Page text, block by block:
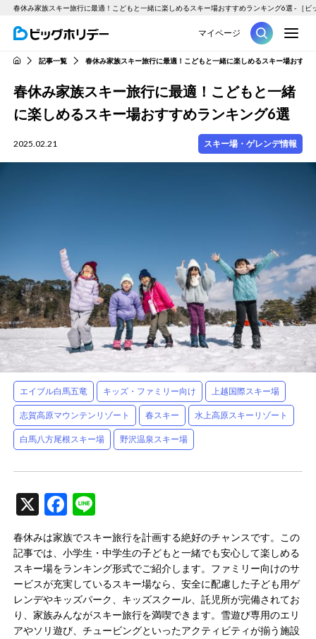
春休み家族スキー旅行に最適！こどもと一緒に楽しめるスキー場おすすめランキング6選 - ［
ツアー
マイページ
HOME記事一覧 春休み家族スキー旅行に最適！こどもと一緒に楽しめるスキー場おすす
春休み家族スキー旅行に最適！こどもと一緒
に楽しめるスキー場おすすめランキング6選
2025.02.21 スキー場・ゲレンデ情報
エイブル白馬五竜 キッズ・ファミリー向け 上越国際スキー場
志賀高原マウンテンリゾート 春スキー 水上高原スキーリゾート
白馬八方尾根スキー場 野沢温泉スキー場
X Facebook
春休みは家族でスキー旅行を計画する絶好のチャンスです。この
記事では、小学生・中学生の子どもと一緒でも安心して楽しめる
スキー場をランキング形式でご紹介します。ファミリー向けのサ
ービスが充実しているスキー場なら、安全に配慮した子ども用ゲ
レンデやキッズパーク、キッズスクール、託児所が完備されてお
り、家族みんながスキー旅行を満喫できます。雪遊び専用のエリ
アやソリ遊び、チュービングといったアクティビティが揃う施設